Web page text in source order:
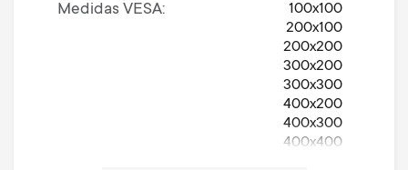
Medidas VESA
100x100
200x100
200x200
300x200
300x300
400x200
400x300
400x400